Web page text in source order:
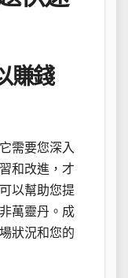
賺錢
需要您深入
和改進，才
以幫助您提
萬靈丹。成
狀況和您的